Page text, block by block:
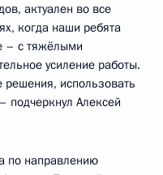
актуален во все
когда наши ребята
– с тяжёлыми
усиление работы.
использовать
подчеркнул Алексей
по направлению